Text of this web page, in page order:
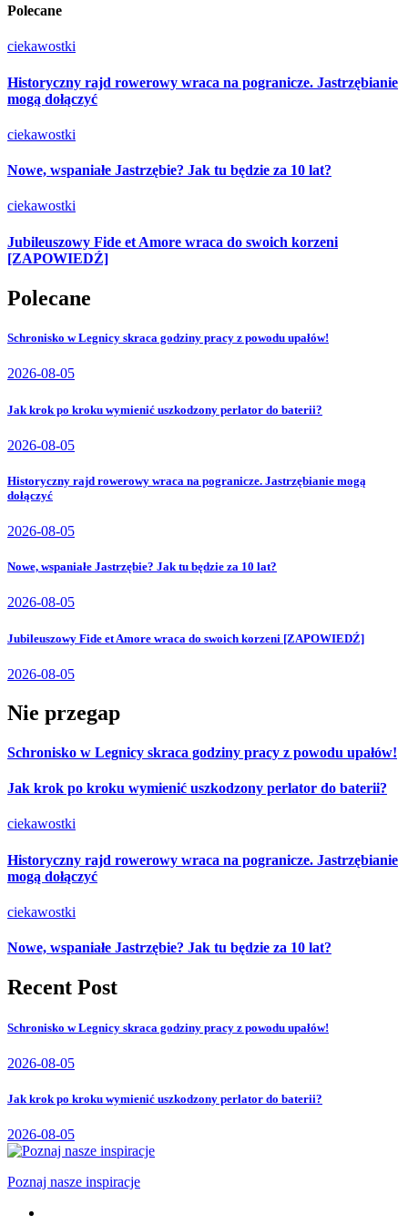
Polecane
ciekawostki
Historyczny rajd rowerowy wraca na pogranicze. Jastrzębianie
mogą dołączyć
ciekawostki
Nowe, wspaniałe Jastrzębie? Jak tu będzie za 10 lat?
ciekawostki
Jubileuszowy Fide et Amore wraca do swoich korzeni
[ZAPOWIEDŹ]
Polecane
Schronisko w Legnicy skraca godziny pracy z powodu upałów!
2026-08-05
Jak krok po kroku wymienić uszkodzony perlator do baterii?
2026-08-05
Historyczny rajd rowerowy wraca na pogranicze. Jastrzębianie mogą
dołączyć
2026-08-05
Nowe, wspaniałe Jastrzębie? Jak tu będzie za 10 lat?
2026-08-05
Jubileuszowy Fide et Amore wraca do swoich korzeni [ZAPOWIEDŹ]
2026-08-05
Nie przegap
Schronisko w Legnicy skraca godziny pracy z powodu upałów!
Jak krok po kroku wymienić uszkodzony perlator do baterii?
ciekawostki
Historyczny rajd rowerowy wraca na pogranicze. Jastrzębianie
mogą dołączyć
ciekawostki
Nowe, wspaniałe Jastrzębie? Jak tu będzie za 10 lat?
Recent Post
Schronisko w Legnicy skraca godziny pracy z powodu upałów!
2026-08-05
Jak krok po kroku wymienić uszkodzony perlator do baterii?
2026-08-05
Poznaj nasze inspiracje